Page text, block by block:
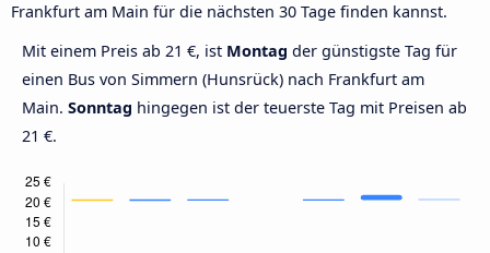
Frankfurt am Main für die nächsten 30 Tage finden kannst.
Mit einem Preis ab 21 €, ist Montag der günstigste Tag für
einen Bus von Simmern (Hunsrück) nach Frankfurt am
Main. Sonntag hingegen ist der teuerste Tag mit Preisen ab
21 €.